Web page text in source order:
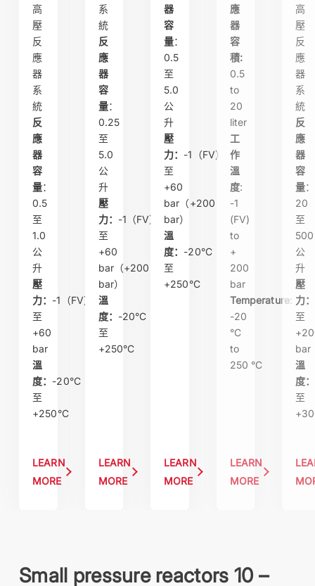
高
壓
反
應
器
系
統
反
應
器
容
量：
0.5
至
1.0
公
升
壓
力： -1（FV）
至
+60
bar
溫
度： -20°C
至
+250°C
LEARN
MORE
系
統
反
應
器
容
量：
0.25
至
5.0
公
升
壓
力： -1（FV）
至
+60
bar（+200
bar）
溫
度： -20°C
至
+250°C
LEARN
MORE
器
容
量：
0.5
至
5.0
公
升
壓
力： -1（FV）
至
+60
bar（+200
bar）
溫
度： -20°C
至
+250°C
LEARN
MORE
應
器
容
積:
0.5
to
20
liter
工
作
溫
度:
-1
(FV)
to
+
200
bar
Temperature:
-20
°C
to
250 °C
LEARN
MORE
高
壓
反
應
器
系
統
反
應
器
容
量：
20
至
500
公
升
壓
力：
至
bar
溫
度：
至
Small pressure reactors 10 –